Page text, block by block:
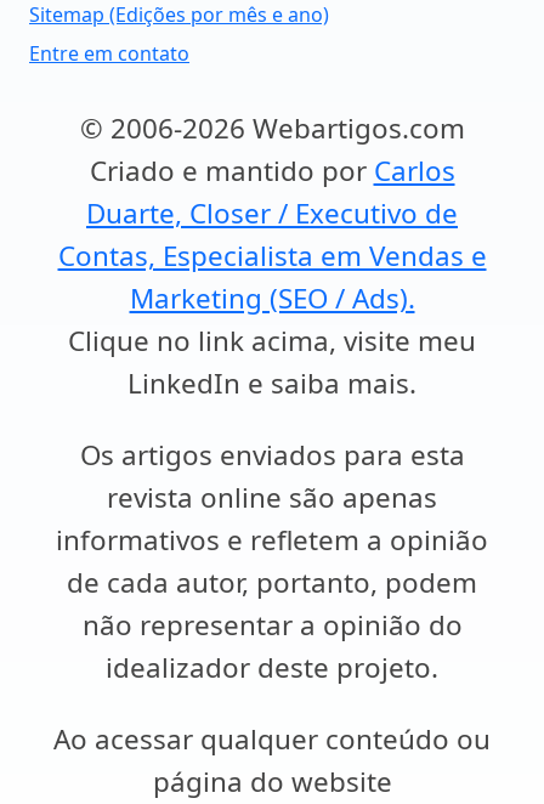
Sitemap (Edições por mês e ano)
Entre em contato
© 2006-2026 Webartigos.com
Criado e mantido por Carlos
Duarte, Closer / Executivo de
Contas, Especialista em Vendas e
Marketing (SEO / Ads).
Clique no link acima, visite meu
LinkedIn e saiba mais.
Os artigos enviados para esta
revista online são apenas
informativos e refletem a opinião
de cada autor, portanto, podem
não representar a opinião do
idealizador deste projeto.
Ao acessar qualquer conteúdo ou
página do website